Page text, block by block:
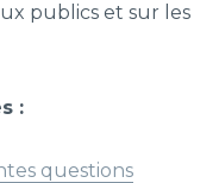
publics et sur les
:
questions